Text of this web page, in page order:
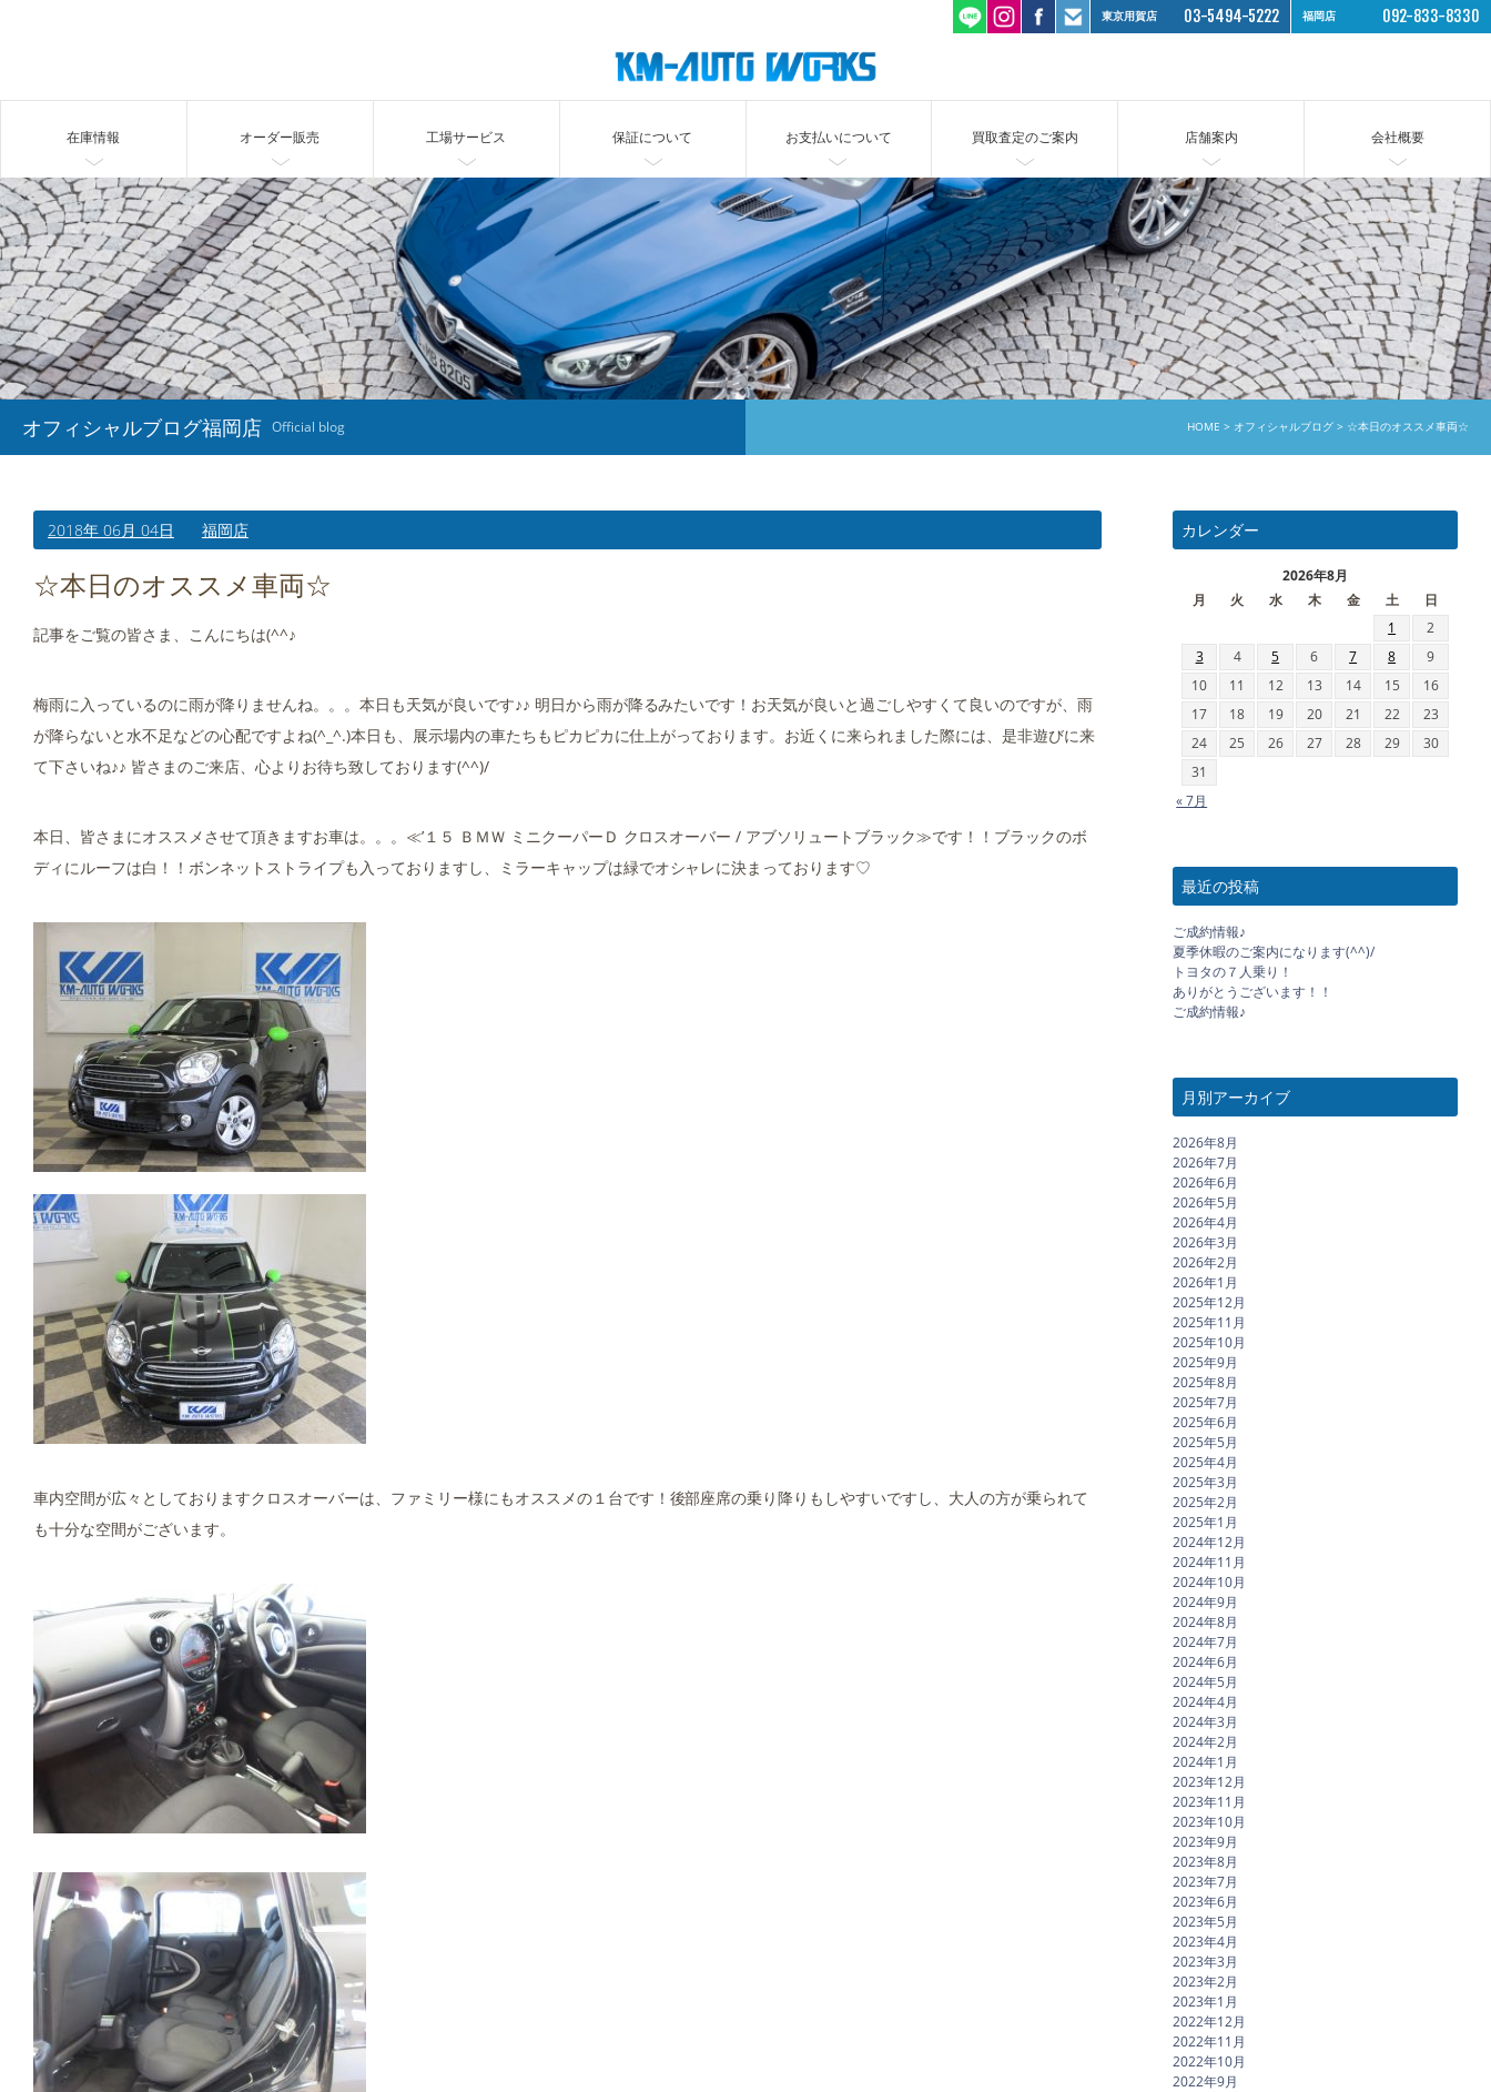
東京用賀店 03-5494-5222 福岡店 092-833-8330
在庫情報 オーダー販売 工場サービス 保証について お支払いについて 買取査定のご案内 店舗案内 会社概要
オフィシャルブログ福岡店 Official blog HOME オフィシャルブログ ☆本日のオススメ車両☆
2018年 06月 04日 福岡店
☆本日のオススメ車両☆
記事をご覧の皆さま、こんにちは(^^♪
梅雨に入っているのに雨が降りませんね。。。本日も天気が良いです♪♪ 明日から雨が降るみたいです！お天気が良いと過ごしやすくて良いのですが、雨
が降らないと水不足などの心配ですよね(^_^.)本日も、展示場内の車たちもピカピカに仕上がっております。お近くに来られました際には、是非遊びに来
て下さいね♪♪ 皆さまのご来店、心よりお待ち致しております(^^)/
本日、皆さまにオススメさせて頂きますお車は。。。≪’１５ ＢＭＷ ミニクーパーＤ クロスオーバー / アブソリュートブラック≫です！！ブラックのボ
ディにルーフは白！！ボンネットストライプも入っておりますし、ミラーキャップは緑でオシャレに決まっております♡
車内空間が広々としておりますクロスオーバーは、ファミリー様にもオススメの１台です！後部座席の乗り降りもしやすいですし、大人の方が乗られて
も十分な空間がございます。
カレンダー
2026年8月
月
火 水 木 金 土
日
1
2
3
4 5 6 7 8
9
10
11 12 13 14 15
16
17
18 19 20 21 22
23
24
25 26 27 28 29
30
31
« 7月
最近の投稿
ご成約情報♪
夏季休暇のご案内になります(^^)/
トヨタの７人乗り！
ありがとうございます！！
ご成約情報♪
月別アーカイブ
2026年8月
2026年7月
2026年6月
2026年5月
2026年4月
2026年3月
2026年2月
2026年1月
2025年12月
2025年11月
2025年10月
2025年9月
2025年8月
2025年7月
2025年6月
2025年5月
2025年4月
2025年3月
2025年2月
2025年1月
2024年12月
2024年11月
2024年10月
2024年9月
2024年8月
2024年7月
2024年6月
2024年5月
2024年4月
2024年3月
2024年2月
2024年1月
2023年12月
2023年11月
2023年10月
2023年9月
2023年8月
2023年7月
2023年6月
2023年5月
2023年4月
2023年3月
2023年2月
2023年1月
2022年12月
2022年11月
2022年10月
2022年9月